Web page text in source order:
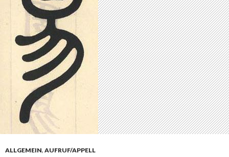
ALLGEMEIN, AUFRUF/APPELL